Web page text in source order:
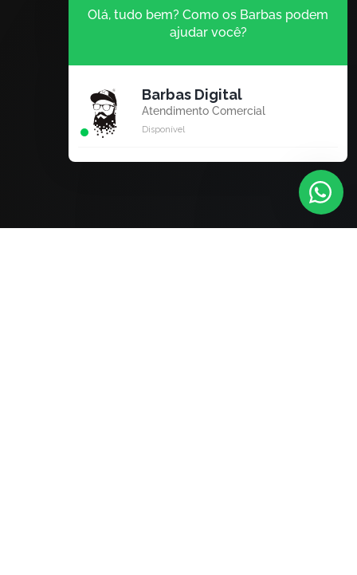
Olá, tudo bem? Como os Barbas podem
ajudar você?
Barbas Digital
Atendimento Comercial
Disponível